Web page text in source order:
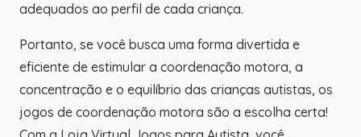
adequados ao perfil de cada criança.
Portanto, se você busca uma forma divertida e
eficiente de estimular a coordenação motora, a
concentração e o equilíbrio das crianças autistas, os
jogos de coordenação motora são a escolha certa!